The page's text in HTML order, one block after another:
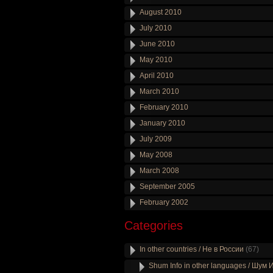
August 2010
July 2010
June 2010
May 2010
April 2010
March 2010
February 2010
January 2010
July 2009
May 2008
March 2008
September 2005
February 2002
Categories
In other countries / Не в России (67)
Shum Info in other languages / Шум